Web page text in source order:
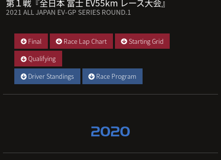
第１戦『全日本 富士 EV55km レース大会』
2021 ALL JAPAN EV-GP SERIES ROUND.1
Final Race Lap Chart
Starting Grid
Qualifying
Driver Standings
Race Program
2020